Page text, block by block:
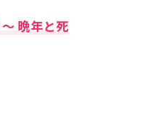
晩年と死